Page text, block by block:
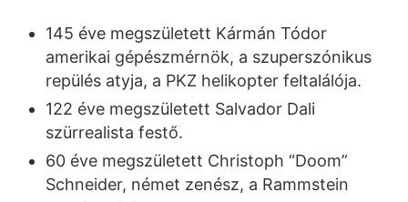
145 éve megszületett Kármán Tódor
amerikai gépészmérnök, a szuperszónikus
repülés atyja, a PKZ helikopter feltalálója.
122 éve megszületett Salvador Dali
szürrealista festő.
60 éve megszületett Christoph “Doom”
Schneider, német zenész, a Rammstein